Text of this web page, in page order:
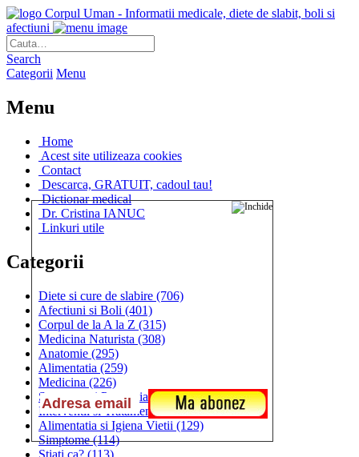
Corpul Uman - Informatii medicale, diete de slabit, boli si
afectiuni
Search
Categorii Menu
Menu
Home
Acest site utilizeaza cookies
Contact
Descarca, GRATUIT, cadoul tau!
Dictionar medical
Dr. Cristina IANUC
Linkuri utile
Categorii
Diete si cure de slabire (706)
Afectiuni si Boli (401)
Corpul de la A la Z (315)
Medicina Naturista (308)
Anatomie (295)
Alimentatia (259)
Medicina (226)
Sanatatea si Preventia(170)
Interventii si Tratamente(167)
Alimentatia si Igiena Vietii (129)
Simptome(114)
Stiati ca? (113)